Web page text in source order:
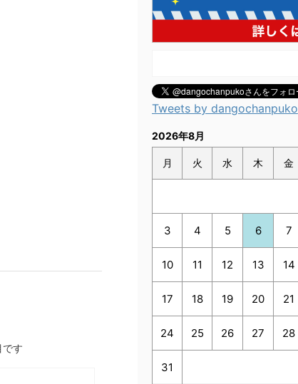
です
Tweets by dangochanpuko
2026年8月
月 火 水 木 金
3 4 5 6 7
10 11 12 13 14
17 18 19 20 21
24 25 26 27 28
31